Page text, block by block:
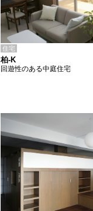
住宅
柏-K
回遊性のある中庭住宅